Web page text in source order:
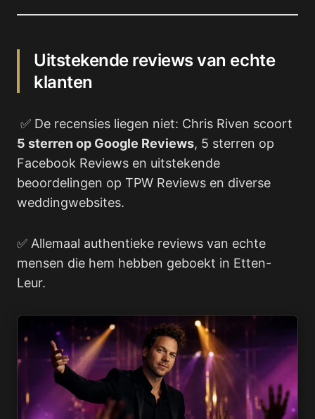
Uitstekende reviews van echte
klanten
✅ De recensies liegen niet: Chris Riven scoort
5 sterren op Google Reviews, 5 sterren op
Facebook Reviews en uitstekende
beoordelingen op TPW Reviews en diverse
weddingwebsites.
✅ Allemaal authentieke reviews van echte
mensen die hem hebben geboekt in Etten-
Leur.